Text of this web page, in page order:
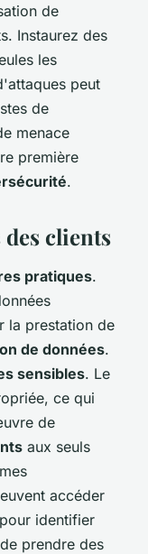
de
Instaurez des
les
peut
de
menace
première
.
clients
pratiques.
la prestation de
de données.
sensibles. Le
ce qui
de
aux seuls
accéder
identifier
prendre des